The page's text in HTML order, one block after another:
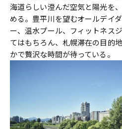
海道らしい澄んだ空気と陽光を
める。豊平川を望むオールデイ
ー、温水プール、フィットネス
てはもちろん、札幌滞在の目的
かで贅沢な時間が待っている。